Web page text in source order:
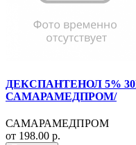
ДЕКСПАНТЕНОЛ 5%
САМАРАМЕДПРОМ/
САМАРАМЕДПРОМ
от 198.00 р.